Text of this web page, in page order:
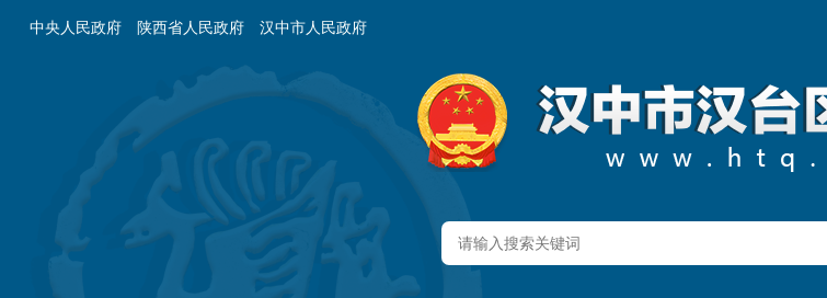
中央人民政府 陕西省人民政府 汉中市人民政府